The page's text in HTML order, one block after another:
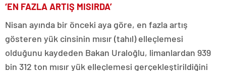
‘EN FAZLA ARTIŞ MISIRDA’
Nisan ayında bir önceki aya göre, en fazla artış
gösteren yük cinsinin mısır (tahıl) elleçlemesi
olduğunu kaydeden Bakan Uraloğlu, limanlardan 939
bin 312 ton mısır yük elleçlemesi gerçekleştirildiğini